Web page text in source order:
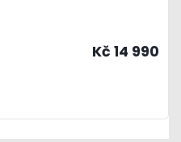
Kč 14 990